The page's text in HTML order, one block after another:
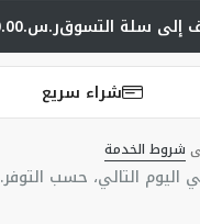
إلى سلة التسوقر.س.10,800.00
شراء سريع
شروط الخدمة
التالي، حسب التوفر.